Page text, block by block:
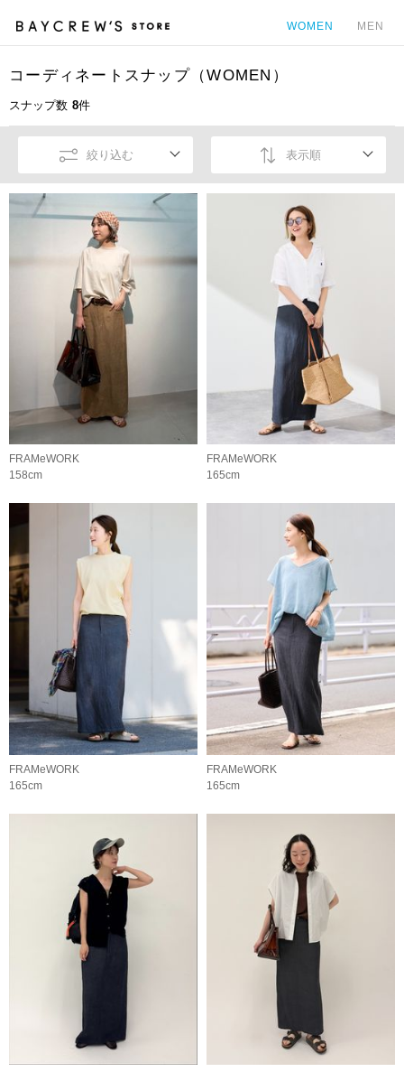
WOMEN MEN
コーディネートスナップ（WOMEN）
スナップ数 8件
絞り込む 表示順
FRAMeWORK
158cm
FRAMeWORK
165cm
FRAMeWORK
165cm
FRAMeWORK
165cm